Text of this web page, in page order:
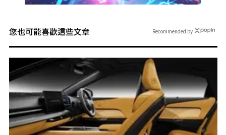
您也可能喜歡這些文章 Recommended by